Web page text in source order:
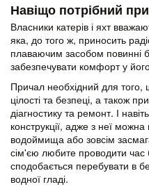
Навіщо потрібний
Власники катерів і яхт
яка, до того ж, приносить
плаваючим засобом повинні
забезпечувати комфорт у
Причал необхідний для того,
цілості та безпеці, а також
діагностику та ремонт. І
конструкції, адже з неї
водоймища або зовсім
сім'єю любите проводити
сподобається перебувати в
водної гладі.